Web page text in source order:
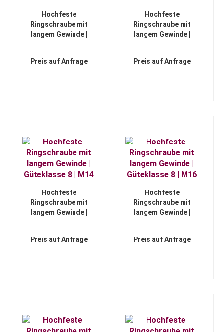
Hochfeste
Ringschraube mit
langem Gewinde |
Preis auf Anfrage
Hochfeste
Ringschraube mit
langem Gewinde |
Preis auf Anfrage
Hochfeste
Ringschraube mit
langem Gewinde |
Preis auf Anfrage
Hochfeste
Ringschraube mit
langem Gewinde |
Preis auf Anfrage